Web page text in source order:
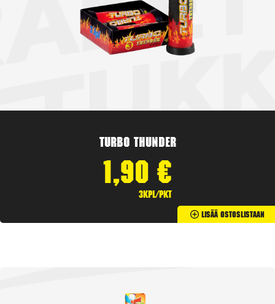
Turbo Thunder
1,90 €
3kpl/pkt
Lisää Ostoslistaan